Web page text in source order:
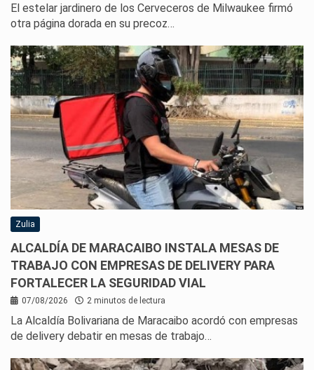
El estelar jardinero de los Cerveceros de Milwaukee firmó
otra página dorada en su precoz…
Zulia
ALCALDÍA DE MARACAIBO INSTALA MESAS DE
TRABAJO CON EMPRESAS DE DELIVERY PARA
FORTALECER LA SEGURIDAD VIAL
07/08/2026 2 minutos de lectura
La Alcaldía Bolivariana de Maracaibo acordó con empresas
de delivery debatir en mesas de trabajo…